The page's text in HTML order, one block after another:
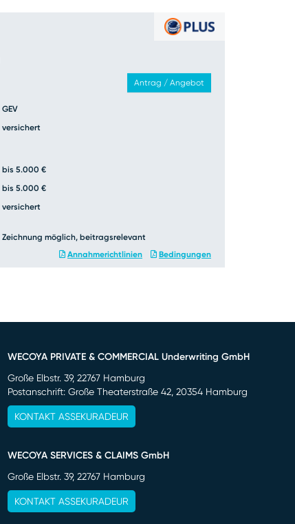
Antrag / Angebot
GEV
versichert
bis 5.000 €
bis 5.000 €
versichert
Zeichnung möglich, beitragsrelevant
Annahmerichtlinien
Bedingungen
WECOYA PRIVATE & COMMERCIAL Underwriting GmbH
Große Elbstr. 39, 22767 Hamburg
Postanschrift: Große Theaterstraße 42, 20354 Hamburg
KONTAKT ASSEKURADEUR
WECOYA SERVICES & CLAIMS GmbH
Große Elbstr. 39, 22767 Hamburg
KONTAKT ASSEKURADEUR